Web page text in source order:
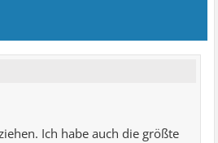
Ich habe auch die größte